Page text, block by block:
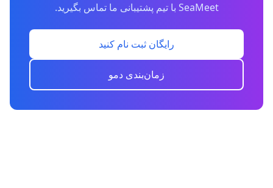
SeaMeet با تیم پشتیبانی ما تماس بگیرید.
رایگان ثبت نام کنید
زمان‌بندی دمو